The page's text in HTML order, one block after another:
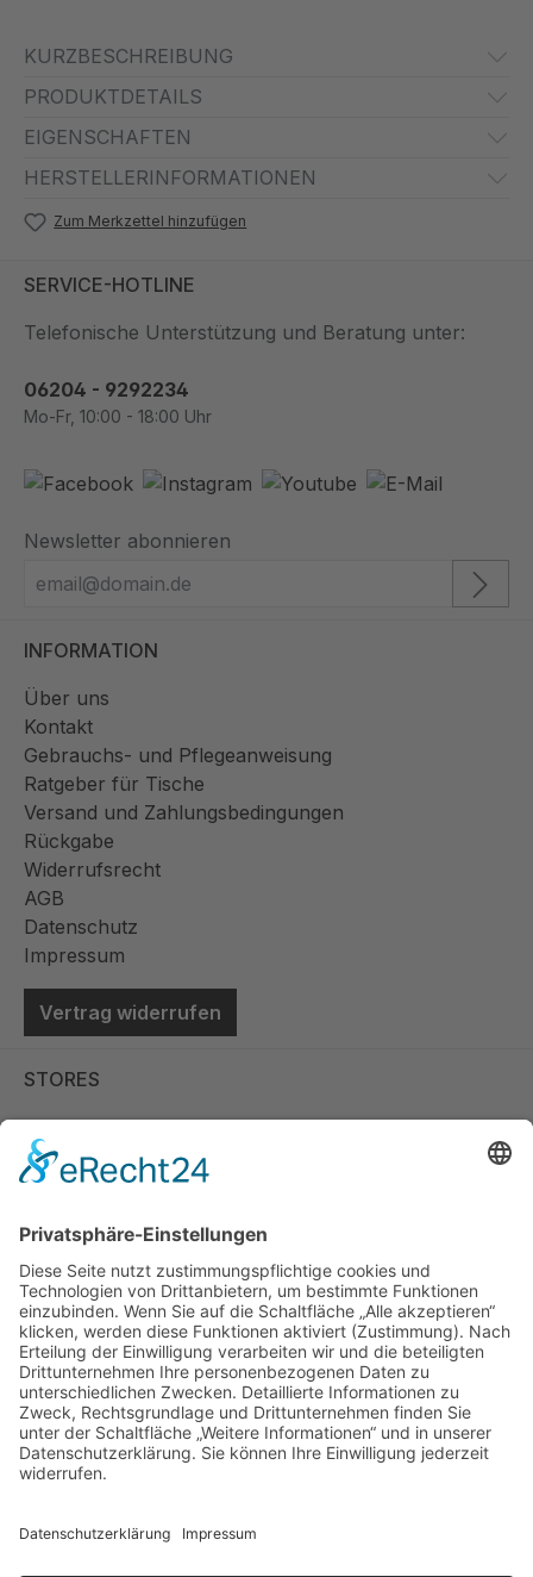
KURZBESCHREIBUNG
PRODUKTDETAILS
EIGENSCHAFTEN
HERSTELLERINFORMATIONEN
Zum Merkzettel hinzufügen
SERVICE-HOTLINE
Telefonische Unterstützung und Beratung unter:
06204 - 9292234
Mo-Fr, 10:00 - 18:00 Uhr
Newsletter abonnieren
INFORMATION
Über uns
Kontakt
Gebrauchs- und Pflegeanweisung
Ratgeber für Tische
Versand und Zahlungsbedingungen
Rückgabe
Widerrufsrecht
AGB
Datenschutz
Impressum
Vertrag widerrufen
STORES
Store Viernheim
Store Berlin
Handelspartner Köln
SICHERE BEZAHLUNG
ZUVERLÄSSIGER VERSAND